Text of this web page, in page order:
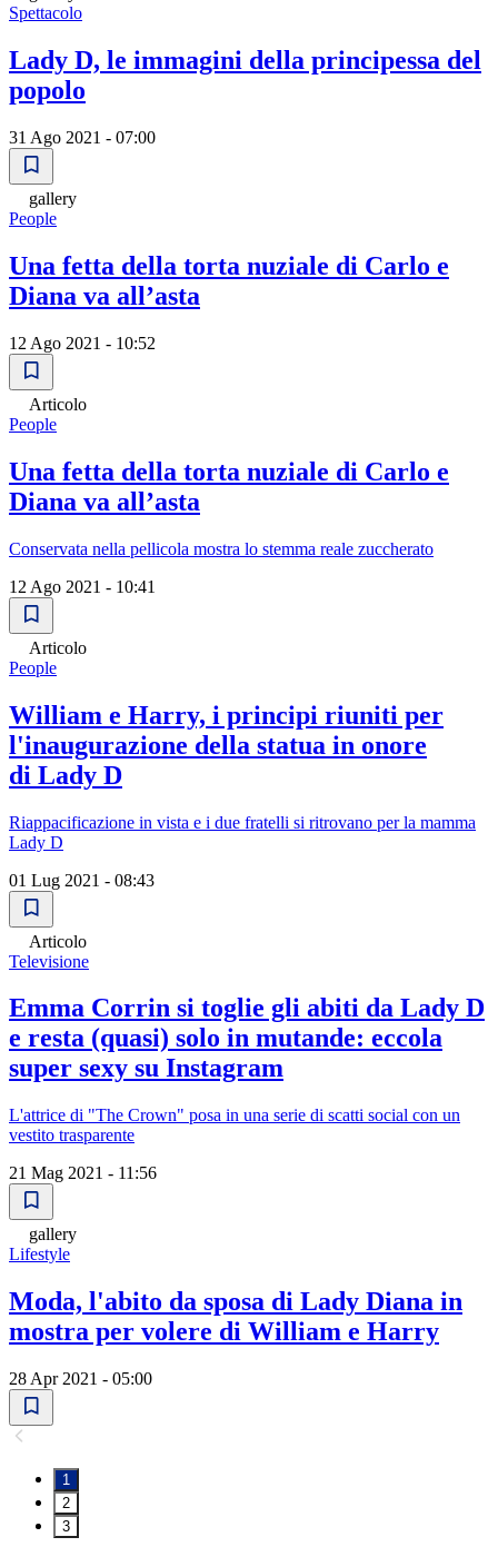
Spettacolo
Lady D, le immagini della principessa del
popolo
31 Ago 2021 - 07:00
gallery
People
Una fetta della torta nuziale di Carlo e
Diana va all’asta
12 Ago 2021 - 10:52
Articolo
People
Una fetta della torta nuziale di Carlo e
Diana va all’asta
Conservata nella pellicola mostra lo stemma reale zuccherato
12 Ago 2021 - 10:41
Articolo
People
William e Harry, i principi riuniti per
l'inaugurazione della statua in onore
di Lady D
Riappacificazione in vista e i due fratelli si ritrovano per la mamma
Lady D
01 Lug 2021 - 08:43
Articolo
Televisione
Emma Corrin si toglie gli abiti da Lady D
e resta (quasi) solo in mutande: eccola
super sexy su Instagram
L'attrice di "The Crown" posa in una serie di scatti social con un
vestito trasparente
21 Mag 2021 - 11:56
gallery
Lifestyle
Moda, l'abito da sposa di Lady Diana in
mostra per volere di William e Harry
28 Apr 2021 - 05:00
1
2
3